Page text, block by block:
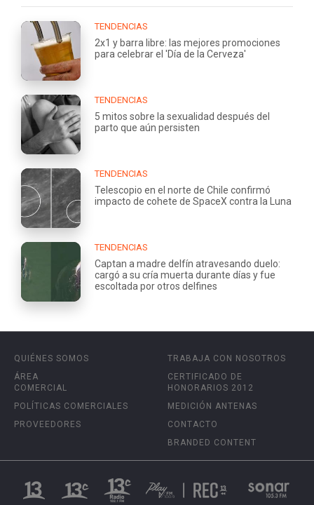
TENDENCIAS
2x1 y barra libre: las mejores promociones
para celebrar el 'Día de la Cerveza'
TENDENCIAS
5 mitos sobre la sexualidad después del
parto que aún persisten
TENDENCIAS
Telescopio en el norte de Chile confirmó
impacto de cohete de SpaceX contra la Luna
TENDENCIAS
Captan a madre delfín atravesando duelo:
cargó a su cría muerta durante días y fue
escoltada por otros delfines
QUIÉNES SOMOS
ÁREA
COMERCIAL
POLÍTICAS COMERCIALES
PROVEEDORES
TRABAJA CON NOSOTROS
CERTIFICADO DE
HONORARIOS 2012
MEDICIÓN ANTENAS
CONTACTO
BRANDED CONTENT